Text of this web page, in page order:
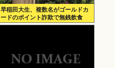
早稲田大生、複数名がゴールドカ
ードのポイント詐欺で無銭飲食